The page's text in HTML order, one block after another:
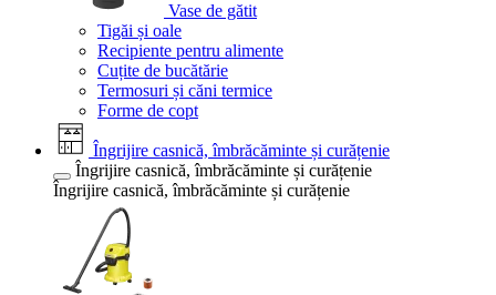
Vase de gătit
Tigăi și oale
Recipiente pentru alimente
Cuțite de bucătărie
Termosuri și căni termice
Forme de copt
Îngrijire casnică, îmbrăcăminte și curățenie
Îngrijire casnică, îmbrăcăminte și curățenie
Îngrijire casnică, îmbrăcăminte și curățenie